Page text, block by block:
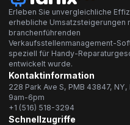
Erleben Sie unvergleichliche
erhebliche Umsatzsteigerungen
branchenführenden
Verkaufsstellenmanagement-
speziell für Handy-
entwickelt wurde.
Kontaktinformation
228 Park Ave S, PMB 43847,
9am-6pm
+1 (516) 518-3294
Schnellzugriffe